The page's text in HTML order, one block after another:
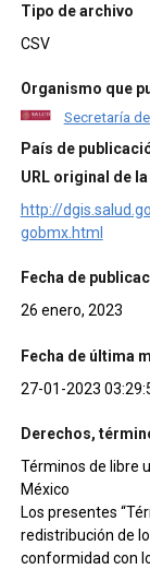
Tipo de archivo
CSV
Organismo que
Secretaría
País de
URL original de
http://
gobmx.html
Fecha de
26 enero, 2023
Fecha de última
27-01-2023
Derechos,
Términos de libre
México
Los presentes
redistribución de
conformidad con